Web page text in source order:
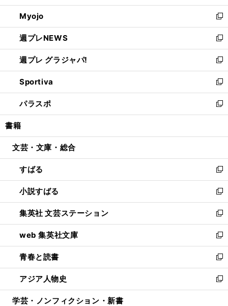
開
く
ウ
で
開
く
ン
ド
ウ
で
開
く
ウ
ィ
ン
ド
ウ
で
開
く
Myojo
新
し
い
ウ
ィ
ン
ド
ウ
で
開
週プレNEWS
新
し
い
ウ
ィ
ン
ド
ウ
開
週プレ グラジャパ!
新
し
い
ウ
ィ
ン
ウ
開
く
Sportiva
新
し
い
ウ
ン
ウ
で
開
く
パラスポ
新
し
ウ
ン
ド
ウ
で
開
く
書籍
文芸・文庫・総合
すばる
新
し
い
ウ
ィ
ン
ド
ウ
で
開
く
小説すばる
新
し
い
ウ
ィ
ン
ド
ウ
で
開
集英社 文芸ステーション
新
し
い
ウ
ィ
ン
ド
ウ
web 集英社文庫
新
し
い
ウ
ィ
ン
青春と読書
新
し
い
ウ
アジア人物史
新
し
学芸・ノンフィクション・新書